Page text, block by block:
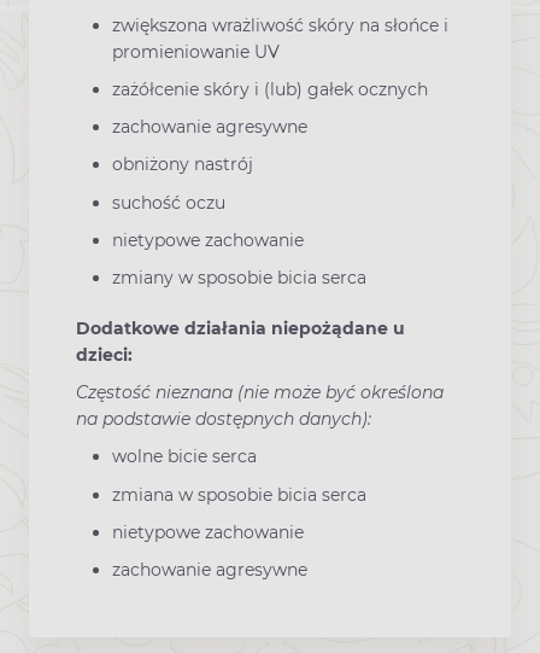
zwiększona wrażliwość skóry na słońce i
promieniowanie UV
zażółcenie skóry i (lub) gałek ocznych
zachowanie agresywne
obniżony nastrój
suchość oczu
nietypowe zachowanie
zmiany w sposobie bicia serca
Dodatkowe działania niepożądane u
dzieci:
Częstość nieznana (nie może być określona
na podstawie dostępnych danych):
wolne bicie serca
zmiana w sposobie bicia serca
nietypowe zachowanie
zachowanie agresywne